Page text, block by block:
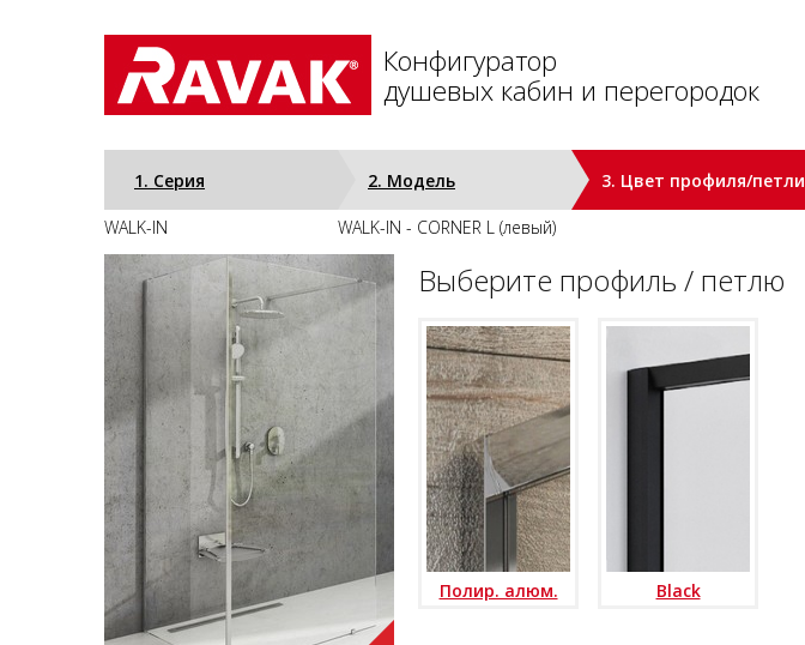
Конфигуратор
душевых кабин и перегородок
1. Серия
WALK-IN
2. Модель
WALK-IN - CORNER L (левый)
3. Цвет профиля/петли
Выберите профиль / петлю
Полир. алюм. Black